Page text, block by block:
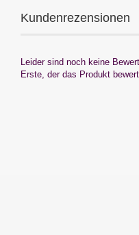
Kundenrezensionen
Leider sind noch keine
Erste, der das Produkt